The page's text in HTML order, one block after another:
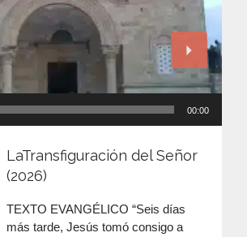
00:00
LaTransfiguración del Señor
(2026)
TEXTO EVANGÉLICO “Seis días
más tarde, Jesús tomó consigo a